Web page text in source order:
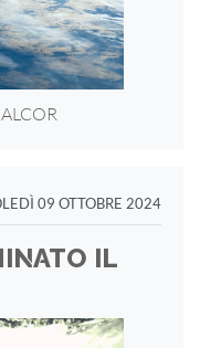
09 OTTOBRE 2024
IL